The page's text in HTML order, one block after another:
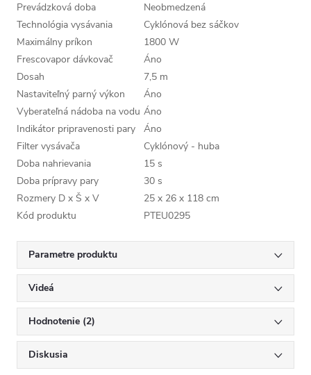
Prevádzková doba
Neobmedzená
Technológia vysávania
Cyklónová bez sáčkov
Maximálny príkon
1800 W
Frescovapor dávkovač
Áno
Dosah
7,5 m
Nastaviteľný parný výkon
Áno
Vyberateľná nádoba na vodu Áno
Indikátor pripravenosti pary
Áno
Filter vysávača
Cyklónový - huba
Doba nahrievania
15 s
Doba prípravy pary
30 s
Rozmery D x Š x V
25 x 26 x 118 cm
Kód produktu
PTEU0295
Parametre produktu
Videá
Hodnotenie (2)
Diskusia